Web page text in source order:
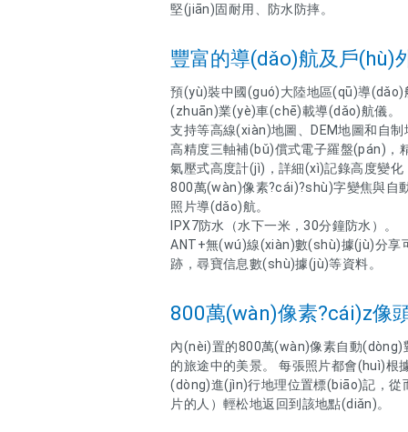
堅(jiān)固耐用、防水防摔。
豐富的導(dǎo)航及戶(hù)
預(yù)裝中國(guó)大陸地區(qū)導
(zhuān)業(yè)車(chē)載導(dǎo)航儀。
支持等高線(xiàn)地圖、DEM地圖和自制
高精度三軸補(bǔ)償式電子羅盤(pán)，
氣壓式高度計(jì)，詳細(xì)記錄高度變
800萬(wàn)像素?cái)?shù)字變焦與自
照片導(dǎo)航。
IPX7防水（水下一米，30分鐘防水）。
ANT+無(wú)線(xiàn)數(shù)據(jù)分享
跡，尋寶信息數(shù)據(jù)等資料。
800萬(wàn)像素?cái)z像
內(nèi)置的800萬(wàn)像素自動(dòng)
的旅途中的美景。 每張照片都會(huì)根
(dòng)進(jìn)行地理位置標(biāo)記，從
片的人）輕松地返回到該地點(diǎn)。